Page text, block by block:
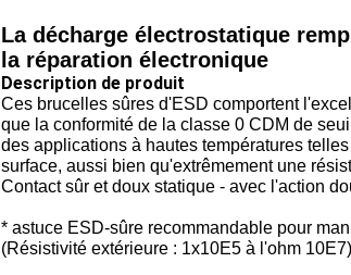
La décharge électrostatique
la réparation électronique
Description de produit
Ces brucelles sûres d'ESD comportent
que la conformité de la classe 0 CDM de
des applications à hautes températures
surface, aussi bien qu'extrêmement une
Contact sûr et doux statique - avec l'action
* astuce ESD-sûre recommandable pour
(Résistivité extérieure : 1x10E5 à l'ohm 10E7)